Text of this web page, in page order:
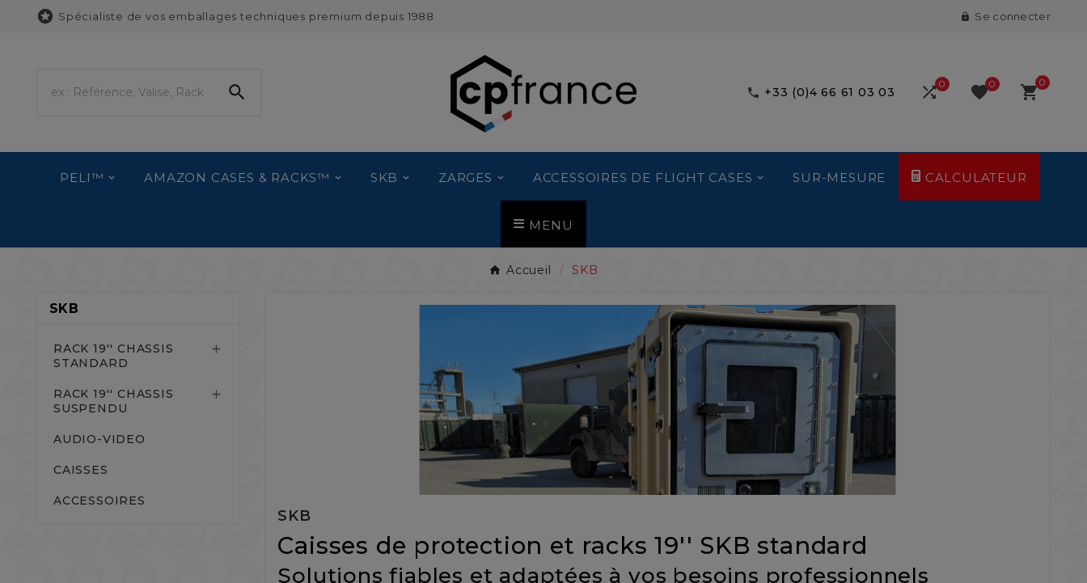
 Spécialiste de vos emballages techniques premium depuis 1988  Se connecter
  +33 (0)4 66 61 03 03 0 0 
0
PELI™ AMAZON CASES & RACKS™ SKB ZARGES ACCESSOIRES DE FLIGHT CASES SUR-MESURE CALCULATEUR
MENU
Accueil SKB
SKB
RACK 19'' CHASSIS
STANDARD

RACK 19'' CHASSIS
SUSPENDU

AUDIO-VIDEO
CAISSES
ACCESSOIRES
SKB
Caisses de protection et racks 19'' SKB standard
Solutions fiables et adaptées à vos besoins professionnels